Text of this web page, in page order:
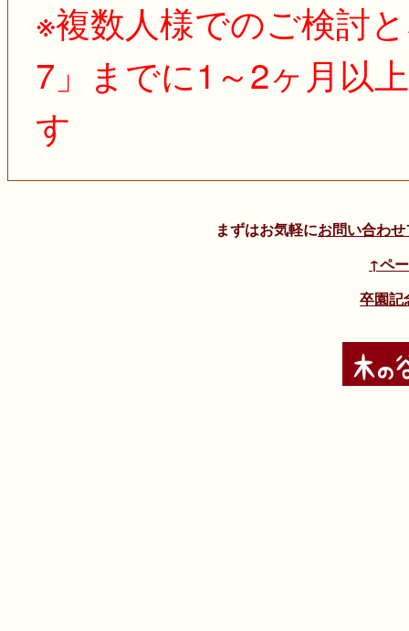
※複数人様でのご検討
7」までに1～2ヶ月以
す
まずはお気軽にお問い合わ
↑ペ
卒園記